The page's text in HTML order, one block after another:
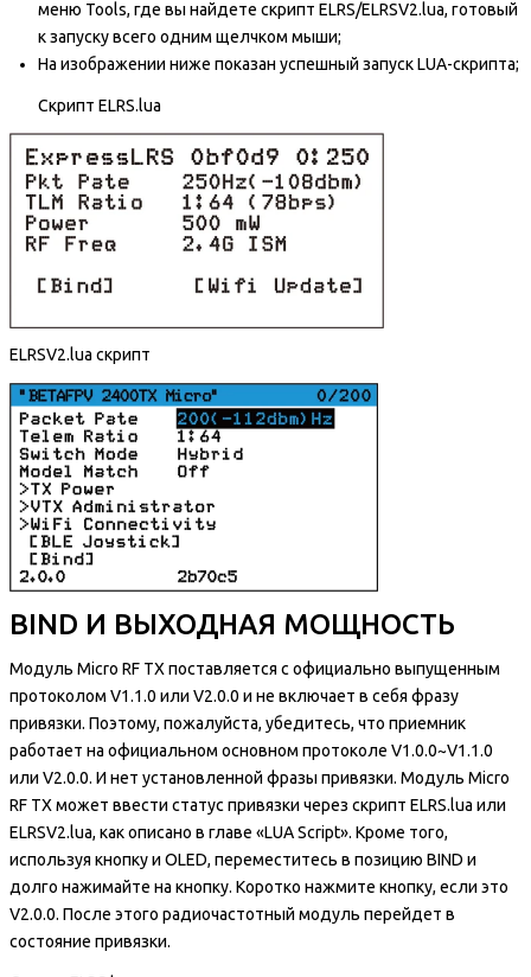
меню Tools, где вы найдете скрипт ELRS/ELRSV2.lua, готовый
к запуску всего одним щелчком мыши;
На изображении ниже показан успешный запуск LUA-скрипта;
Скрипт ELRS.lua
ELRSV2.lua скрипт
BIND И ВЫХОДНАЯ МОЩНОСТЬ
Модуль Micro RF TX поставляется с официально выпущенным
протоколом V1.1.0 или V2.0.0 и не включает в себя фразу
привязки. Поэтому, пожалуйста, убедитесь, что приемник
работает на официальном основном протоколе V1.0.0~V1.1.0
или V2.0.0. И нет установленной фразы привязки. Модуль Micro
RF TX может ввести статус привязки через скрипт ELRS.lua или
ELRSV2.lua, как описано в главе «LUA Script». Кроме того,
используя кнопку и OLED, переместитесь в позицию BIND и
долго нажимайте на кнопку. Коротко нажмите кнопку, если это
V2.0.0. После этого радиочастотный модуль перейдет в
состояние привязки.